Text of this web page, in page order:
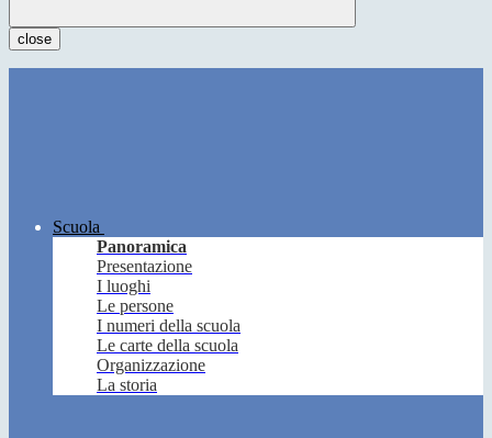
close
Scuola
Panoramica
Presentazione
I luoghi
Le persone
I numeri della scuola
Le carte della scuola
Organizzazione
La storia